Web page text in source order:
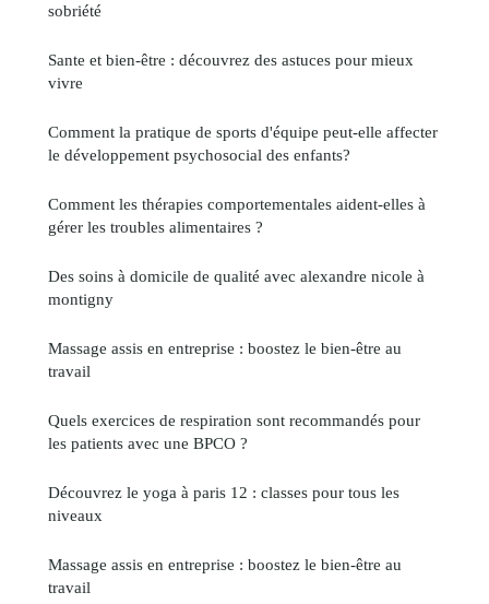
sobriété
Sante et bien-être : découvrez des astuces pour mieux
vivre
Comment la pratique de sports d'équipe peut-elle affecter
le développement psychosocial des enfants?
Comment les thérapies comportementales aident-elles à
gérer les troubles alimentaires ?
Des soins à domicile de qualité avec alexandre nicole à
montigny
Massage assis en entreprise : boostez le bien-être au
travail
Quels exercices de respiration sont recommandés pour
les patients avec une BPCO ?
Découvrez le yoga à paris 12 : classes pour tous les
niveaux
Massage assis en entreprise : boostez le bien-être au
travail